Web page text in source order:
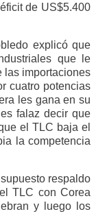
de US$5.400
explicó que
que le
las importaciones
cuatro potencias
les gana en su
falaz decir que
el TLC baja el
la competencia
respaldo
TLC con Corea
y luego los